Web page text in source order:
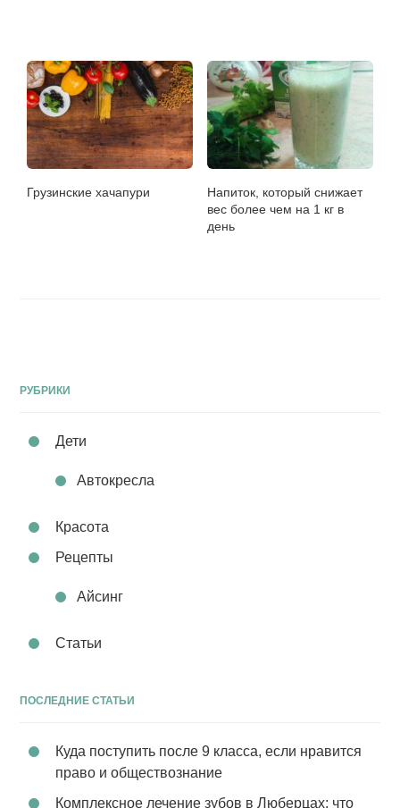
Грузинские хачапури
Напиток, который снижает
вес более чем на 1 кг в
день
РУБРИКИ
Дети
Автокресла
Красота
Рецепты
Айсинг
Статьи
ПОСЛЕДНИЕ СТАТЬИ
Куда поступить после 9 класса, если нравится
право и обществознание
Комплексное лечение зубов в Люберцах: что